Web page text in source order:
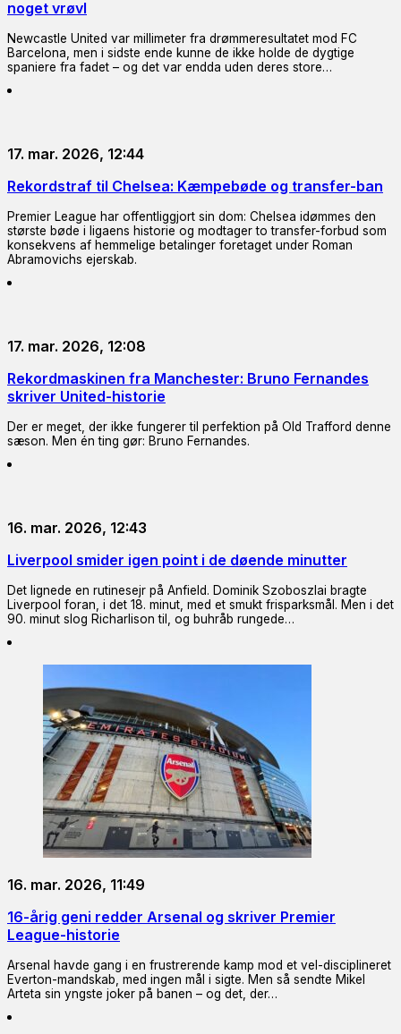
noget vrøvl
Newcastle United var millimeter fra drømmeresultatet mod FC
Barcelona, men i sidste ende kunne de ikke holde de dygtige
spaniere fra fadet – og det var endda uden deres store…
17. mar. 2026, 12:44
Rekordstraf til Chelsea: Kæmpebøde og transfer-ban
Premier League har offentliggjort sin dom: Chelsea idømmes den
største bøde i ligaens historie og modtager to transfer-forbud som
konsekvens af hemmelige betalinger foretaget under Roman
Abramovichs ejerskab.
17. mar. 2026, 12:08
Rekordmaskinen fra Manchester: Bruno Fernandes
skriver United-historie
Der er meget, der ikke fungerer til perfektion på Old Trafford denne
sæson. Men én ting gør: Bruno Fernandes.
16. mar. 2026, 12:43
Liverpool smider igen point i de døende minutter
Det lignede en rutinesejr på Anfield. Dominik Szoboszlai bragte
Liverpool foran, i det 18. minut, med et smukt frisparksmål. Men i det
90. minut slog Richarlison til, og buhråb rungede…
16. mar. 2026, 11:49
16-årig geni redder Arsenal og skriver Premier
League-historie
Arsenal havde gang i en frustrerende kamp mod et vel-disciplineret
Everton-mandskab, med ingen mål i sigte. Men så sendte Mikel
Arteta sin yngste joker på banen – og det, der…